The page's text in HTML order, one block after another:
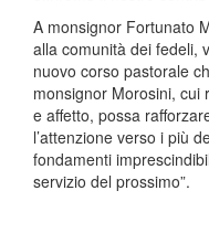
A monsignor Fortunato
alla comunità dei fedeli,
nuovo corso pastorale
monsignor Morosini, cui
e affetto, possa
l’attenzione verso i più
fondamenti
servizio del prossimo”.